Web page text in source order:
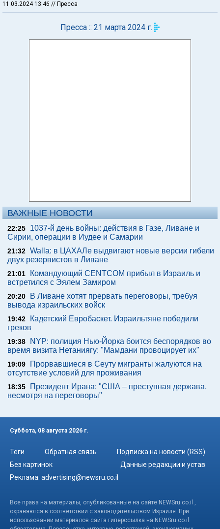
11.03.2024 13:46 // Пресса
Пресса :: 21 марта 2024 г.
ВАЖНЫЕ НОВОСТИ
22:25
1037-й день войны: действия в Газе, Ливане и
Сирии, операции в Иудее и Самарии
21:32 Walla: в ЦАХАЛе выдвигают новые версии гибели
двух резервистов в Ливане
21:01
Командующий CENTCOM прибыл в Израиль и
встретился с Эялем Замиром
20:20
В Ливане хотят прервать переговоры, требуя
вывода израильских войск
19:42
Кадетский Евробаскет. Израильтяне победили
греков
19:38
NYP: полиция Нью-Йорка боится беспорядков во
время визита Нетаниягу: "Мамдани провоцирует их"
19:09
Прорвавшиеся в Сеуту мигранты жалуются на
отсутствие условий для проживания
18:35
Президент Ирана: "США – преступная держава,
несмотря на переговоры"
Суббота, 08 августа 2026 г.
Теги Обратная связь
Подписка на новости (RSS)
Без картинок
Данные редакции и устав
Реклама: advertising@newsru.co.il
Все права на материалы, опубликованные на сайте NEWSru.co.il ,
охраняются в соответствии с законодательством Израиля. При
использовании материалов сайта гиперссылка на NEWSru.co.il